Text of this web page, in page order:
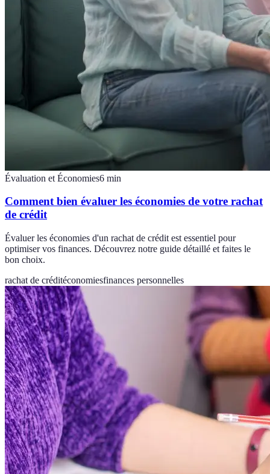
Évaluation et Économies6 min
Comment bien évaluer les économies de votre rachat
de crédit
Évaluer les économies d'un rachat de crédit est essentiel pour
optimiser vos finances. Découvrez notre guide détaillé et faites le
bon choix.
rachat de créditéconomiesfinances personnelles